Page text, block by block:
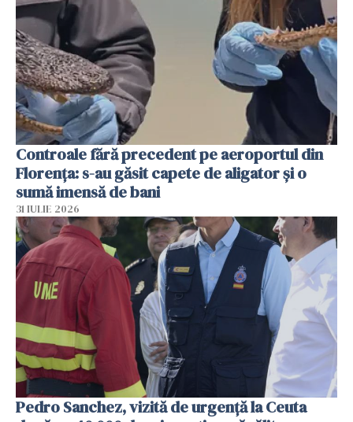
Controale fără precedent pe aeroportul din
Florența: s-au găsit capete de aligator și o
sumă imensă de bani
31 IULIE 2026
Pedro Sanchez, vizită de urgență la Ceuta